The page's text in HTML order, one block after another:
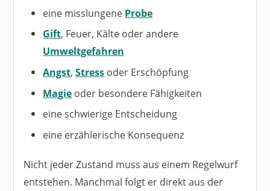
eine misslungene Probe
Gift, Feuer, Kälte oder andere
Umweltgefahren
Angst,Stress oder Erschöpfung
Magie oder besondere Fähigkeiten
eine schwierige Entscheidung
eine erzählerische Konsequenz
Nicht jeder Zustand muss aus einem Regelwurf
entstehen. Manchmal folgt er direkt aus der